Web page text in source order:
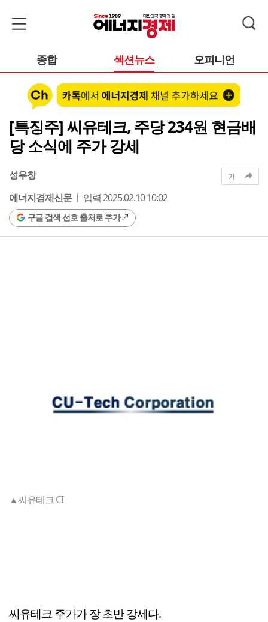
종합 섹션뉴스 오피니언
[특징주] 씨유테크, 주당 234원 현금배
당 소식에 주가 강세
성우창
에너지경제신문
입력 2025.02.10 10:02
구글 검색 선호 출처로 추가
가
▲씨유테크 CI
씨유테크 주가가 장 초반 강세다.